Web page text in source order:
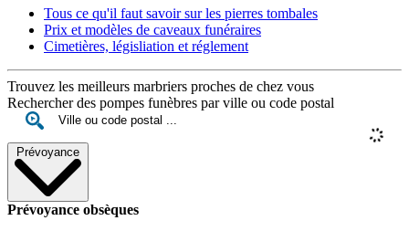
Tous ce qu'il faut savoir sur les pierres tombales
Prix et modèles de caveaux funéraires
Cimetières, législiation et réglement
Trouvez les meilleurs marbriers proches de chez vous
Rechercher des pompes funèbres par ville ou code postal
Prévoyance
Prévoyance obsèques